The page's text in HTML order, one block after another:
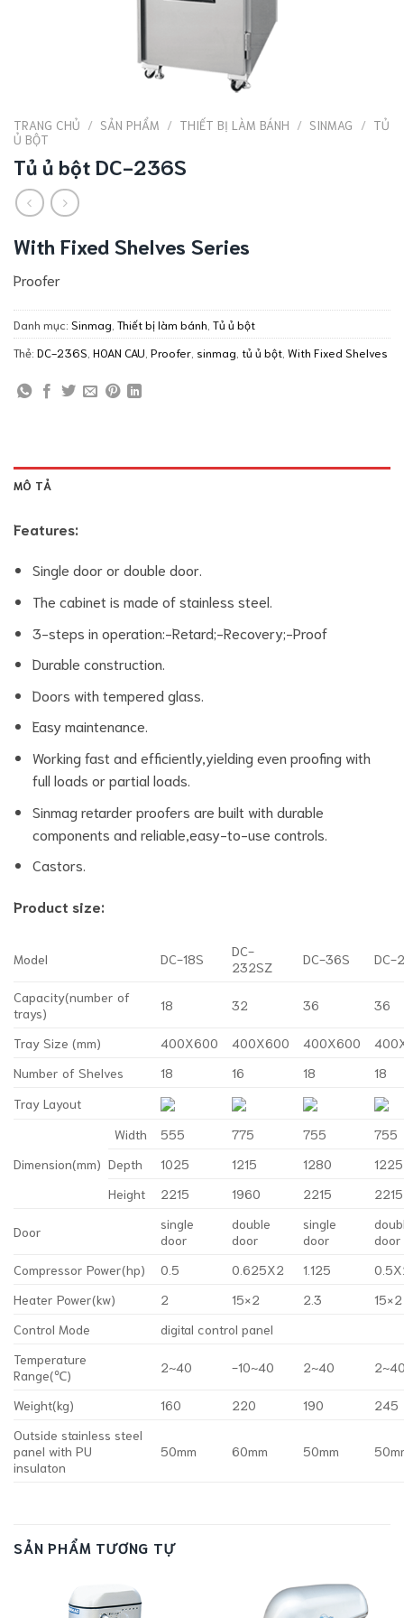
TRANG CHỦ / SẢN PHẨM / THIẾT BỊ LÀM BÁNH / SINMAG / TỦ
Ủ BỘT
Tủ ủ bột DC-236S
With Fixed Shelves Series
Proofer
Danh mục: Sinmag Thiết bị làm bánh Tủ ủ bột
Thẻ: DC-236S HOAN CAU Proofer sinmag tủ ủ bột With Fixed Shelves
MÔ TẢ
Features:
Single door or double door.
The cabinet is made of stainless steel.
3-steps in operation:-Retard;-Recovery;-Proof
Durable construction.
Doors with tempered glass.
Easy maintenance.
Working fast and efficiently,yielding even proofing with
full loads or partial loads.
Sinmag retarder proofers are built with durable
components and reliable,easy-to-use controls.
Castors.
Product size:
Model DC-18S
DC-
232SZ
DC-36S DC-
Capacity(number of
trays)
18 32 36 36
Tray Size (mm) 400X600 400X600 400X600
Number of Shelves
18 16 18
18
Tray Layout
Dimension(mm)
Width 555 775 755
755
Depth
1025 1215 1280
1225
Height
2215 1960 2215 2215
Door
single
door
double
door
single
door
door
Compressor Power(hp)
0.5 0.625X2 1.125
Heater Power(kw)
2 15×2 2.3
15×2
Control Mode
digital control panel
Temperature
Range(℃)
2~40 -10~40 2~40
Weight(kg) 160 220 190
245
Outside stainless steel
panel with PU
insulaton
50mm 60mm 50mm
SẢN PHẨM TƯƠNG TỰ